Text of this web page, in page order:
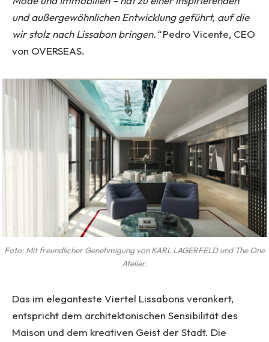
und außergewöhnlichen Entwicklung geführt, auf die
wir stolz nach Lissabon bringen.“Pedro Vicente, CEO
von OVERSEAS.
Foto: Mit freundlicher Genehmigung von KARL LAGERFELD und The One
Atelier.
Das im eleganteste Viertel Lissabons verankert,
entspricht dem architektonischen Sensibilität des
Maison und dem kreativen Geist der Stadt. Die